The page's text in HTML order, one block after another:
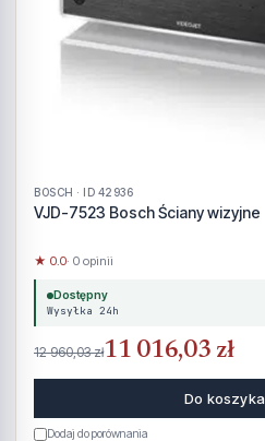
BOSCH · ID 42936
VJD-7523 Bosch Ściany wizyjne
★ 0.0· 0 opinii
Dostępny
Wysyłka 24h
12 960,03 zł11 016,03 zł
Do koszyka
Dodaj do porównania